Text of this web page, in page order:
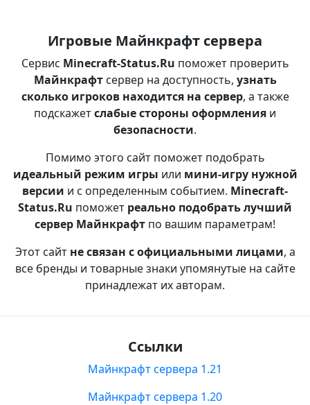
Игровые Майнкрафт сервера
Сервис Minecraft-Status.Ru поможет проверить
Майнкрафтсервер на доступность, узнать
сколько игроков находится на сервер, а также
подскажетслабые стороны оформления и
безопасности.
Помимо этого сайт поможет подобрать
идеальный режим игры или мини-игру нужной
версии и с определенным событием. Minecraft-
Status.Ru поможет реально подобрать лучший
сервер Майнкрафт по вашим параметрам!
Этот сайт не связан с официальными лицами, а
все бренды и товарные знаки упомянутые на сайте
принадлежат их авторам.
Ссылки
Майнкрафт сервера 1.21
Майнкрафт сервера 1.20